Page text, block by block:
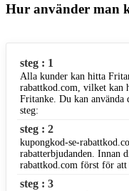
Hur använder man
steg : 1
Alla kunder kan hitta
rabattkod.com, vilket kan
Fritanke. Du kan använda
steg:
steg : 2
kupongkod-se-
rabatterbjudanden. Innan
rabattkod.com först för
steg : 3